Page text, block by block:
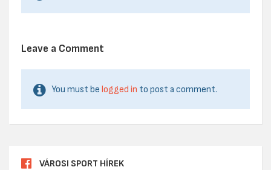
Leave a Comment
You must be logged in to post a comment.
VÁROSI SPORT HÍREK